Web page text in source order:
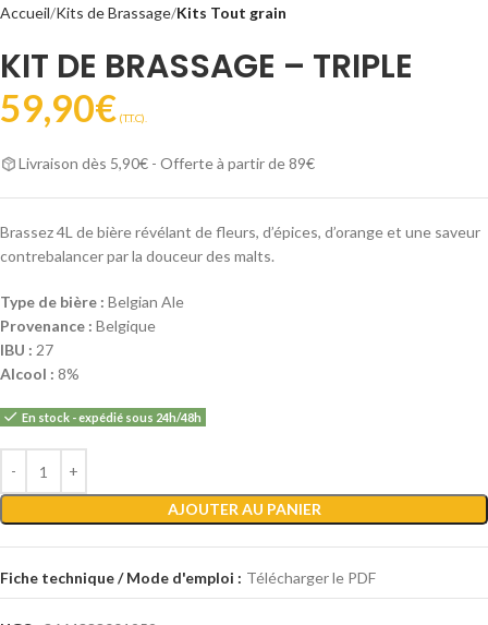
Accueil Kits de Brassage Kits Tout grain
KIT DE BRASSAGE – TRIPLE
59,90€ (T.T.C).
Livraison dès 5,90€ - Offerte à partir de 89€
Brassez 4L de bière révélant de fleurs, d’épices, d’orange et une saveur
contrebalancer par la douceur des malts.
Type de bière : Belgian Ale
Provenance : Belgique
IBU : 27
Alcool : 8%
En stock - expédié sous 24h/48h
AJOUTER AU PANIER
Fiche technique / Mode d'emploi : Télécharger le PDF